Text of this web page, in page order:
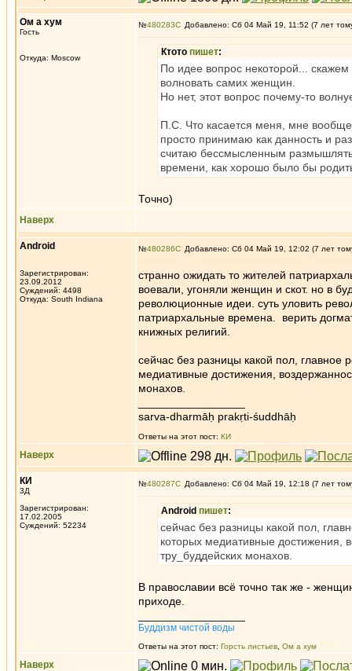
Ом а хум
Гость
Откуда: Moscow
№480283 Добавлено: Сб 04 Май 19, 11:52 (7 лет
Ктото пишет:
По идее вопрос некоторой...
волновать самих женщин.
Но нет, этот вопрос почему-то
П.С. Что касается меня, мне вообще
просто принимаю как данность и
считаю бессмысленным
времени, как хорошо было бы
Точно)
Наверх
Android
Зарегистрирован:
23.09.2012
Суждений: 4498
Откуда: South Indiana
№480286 Добавлено: Сб 04 Май 19, 12:02 (7 лет
странно ожидать то жителей
воевали, угоняли женщин и скот. но в
революционные идеи. суть уловить
патриархальные времена. верить
книжных религий.
сейчас без разницы какой пол, главное
медиативные достижения,
монахов.
sarva-dharmāḥ prakṛti-śuddhāḥ
Ответы на этот пост: КИ
Наверх
КИ
3Д
Зарегистрирован:
17.02.2005
Суждений: 52234
№480287 Добавлено: Сб 04 Май 19, 12:18 (7 лет
Android пишет:
сейчас без разницы какой пол,
которых медиативные достижения,
тру_буддейских монахов.
В православии всё точно так же -
приходе.
Буддизм чистой воды
Ответы на этот пост: Горсть листьев Ом а хум
Наверх